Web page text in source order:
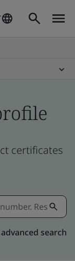
certificates
search